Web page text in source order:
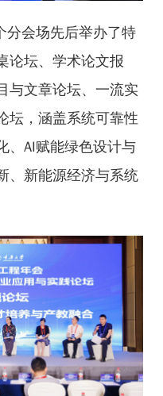
分会场先后举办了特
论坛、学术论文报
与文章论坛、一流实
坛，涵盖系统可靠性
、AI赋能绿色设计与
、新能源经济与系统